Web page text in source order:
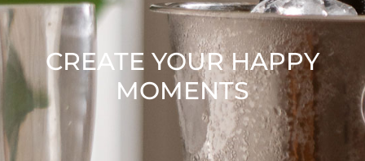
CREATE YOUR HAPPY
MOMENTS